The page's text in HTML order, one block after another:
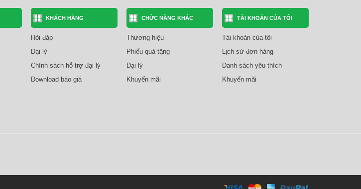
KHÁCH HÀNG
Hỏi đáp
Đại lý
Chính sách hỗ trợ đại lý
Download báo giá
CHỨC NĂNG KHÁC
Thương hiệu
Phiếu quà tặng
Đại lý
Khuyến mãi
TÀI KHOẢN CỦA TÔI
Tài khoản của tôi
Lịch sử đơn hàng
Danh sách yêu thích
Khuyến mãi